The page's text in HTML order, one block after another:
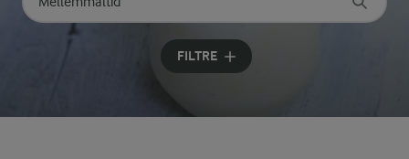
Søg på kategori
Indtast søgeord for at søge
FILTRE